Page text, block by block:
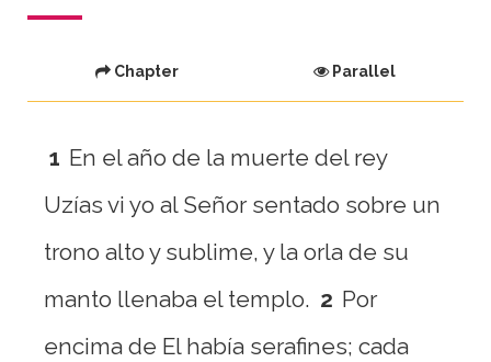
Chapter Parallel
1 En el año de la muerte del rey
Uzías vi yo al Señor sentado sobre un
trono alto y sublime, y la orla de su
manto llenaba el templo. 2 Por
encima de El había serafines; cada